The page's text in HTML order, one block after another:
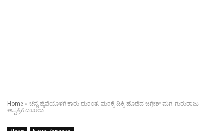
Home » ಚೆನೈ ಹೈವೆಯೊಳಗೆ ಕಾರು ದುರಂತ. ಮರಕ್ಕೆ ಡಿಕ್ಕಿ ಹೊಡೆದ ಜಗ್ಗೇಶ್ ಮಗ. ಗುರುರಾಜು
ಆಸ್ಪತ್ರೆಗೆ ದಾಖಲು.